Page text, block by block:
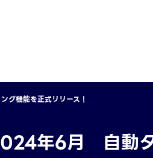
機能を正式リリース！
年6月 自動タ